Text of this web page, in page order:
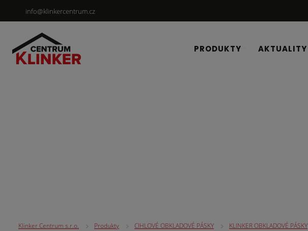
info@klinkercentrum.cz
PRODUKTY AKTUALITY
Klinker Centrum s.r.o. Produkty CIHLOVÉ OBKLADOVÉ PÁSKY KLINKER OBKLADOVÉ PÁSKY